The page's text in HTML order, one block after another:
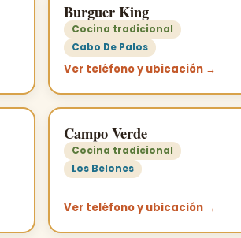
Burguer King
Cocina tradicional
Cabo De Palos
Ver teléfono y ubicación →
Campo Verde
Cocina tradicional
Los Belones
Ver teléfono y ubicación →